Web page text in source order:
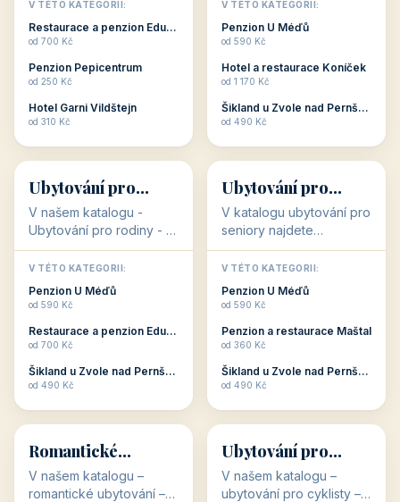
dovolenou přímo
souvisejí. Aktivní
odpočinek jso...
V TÉTO KATEGORII:
Restaurace a penzion Eduard
od 700 Kč
Penzion Pepicentrum
od 250 Kč
Hotel Garni Vildštejn
od 310 Kč
cenově dostupné
ubytování v ČR. Budete
c...
V TÉTO KATEGORII:
Penzion U Méďů
od 590 Kč
Hotel a restaurace Koníček
od 1 170 Kč
Šikland u Zvole nad Pernštejnem
od 490 Kč
👨‍👩‍👧‍👦
👨‍👩‍👧‍👦
34 objektů
Ubytování pro
rodiny
V našem katalogu -
Ubytování pro rodiny -
jsou pro Vás připraveny
objekty, které svojí
polohou či vybaveností,
nabízí klidné ubytování
V TÉTO KATEGORII:
Penzion U Méďů
od 590 Kč
Restaurace a penzion Eduard
od 700 Kč
Šikland u Zvole nad Pernštejnem
od 490 Kč
🧓
🧓
33 objektů
Ubytování pro
seniory
V katalogu ubytování pro
seniory najdete
penziony a hotely, které
jsou přizpůsobeny pro
ubytování klientů vyššího
věku. Některé z nich
V TÉTO KATEGORII:
Penzion U Méďů
od 590 Kč
Penzion a restaurace Maštal
od 360 Kč
Šikland u Zvole nad Pernštejnem
od 490 Kč
💕
💕
Romantické
ubytování
V našem katalogu –
romantické ubytování –
🚴
🚴
32 objektů
Ubytování pro
cyklisty
V našem katalogu –
ubytování pro cyklisty –